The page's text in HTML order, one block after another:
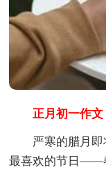
正月初一作文
严寒的腊月即
最喜欢的节日——